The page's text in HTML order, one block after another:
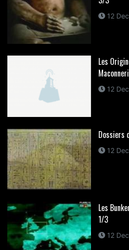
12
Les
12
Dossiers
12
Les
1/3
12